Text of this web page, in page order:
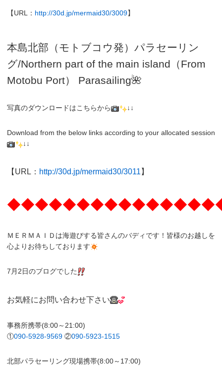
【URL： http://30d.jp/mermaid30/3009】
本島北部（モトブコウ発）パラセーリン
グ/Northern part of the main island（From
Motobu Port）
Parasailing🌺
写真のダウンロードはこちらから ↓↓
Download from the below links according to your allocated session
↓↓
【URL： http://30d.jp/mermaid30/3011 】
ＭＥＲＭＡＩＤは海遊びする皆さんのバディです！皆様のお越しを
心よりお待ちしております
7月2日のブログでした
お気軽にお問い合わせ下さい
事務所携帯(8:00～21:00)
①090-5928-9569 ②090-5923-1515
北部パラセーリング現場携帯(8:00～17:00)